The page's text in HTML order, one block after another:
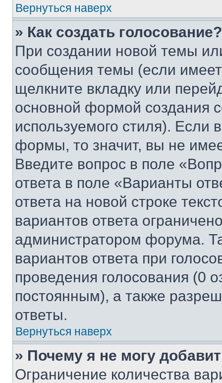
Вернуться наверх
» Как создать голосование?
При создании новой темы
сообщения темы (если
щелкните вкладку или
основной формой создания
используемого стиля). Если
формы, то значит, вы не
Введите вопрос в поле
ответа в поле «Варианты
ответа на новой строке
вариантов ответа
администратором форума.
вариантов ответа при
проведения голосования (0
постоянным), а также
ответы.
Вернуться наверх
» Почему я не могу
Ограничение количества